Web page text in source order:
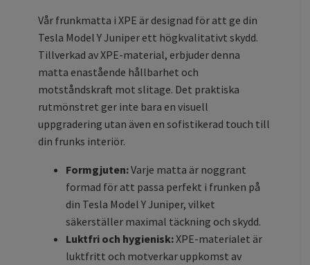
Vår frunkmatta i XPE är designad för att ge din
Tesla Model Y Juniper ett högkvalitativt skydd.
Tillverkad av XPE-material, erbjuder denna
matta enastående hållbarhet och
motståndskraft mot slitage. Det praktiska
rutmönstret ger inte bara en visuell
uppgradering utan även en sofistikerad touch till
din frunks interiör.
Formgjuten:Varje matta är noggrant
formad för att passa perfekt i frunken på
din Tesla Model Y Juniper, vilket
säkerställer maximal täckning och skydd.
Luktfri och hygienisk:XPE-materialet är
luktfritt och motverkar uppkomst av